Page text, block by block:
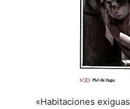
«Habitaciones